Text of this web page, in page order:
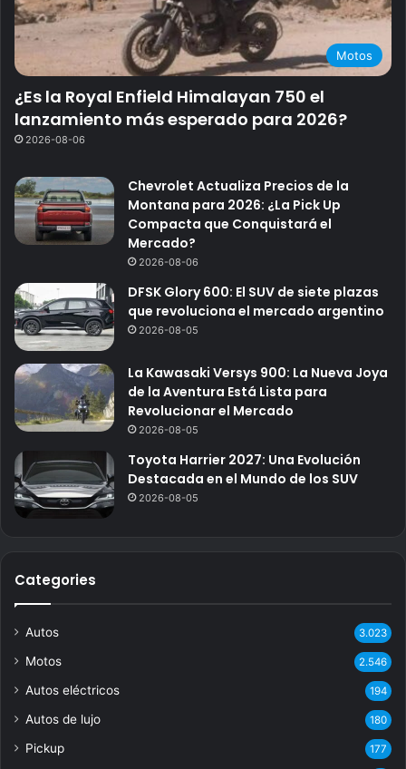
Motos
¿Es la Royal Enfield Himalayan 750 el
lanzamiento más esperado para 2026?
2026-08-06
Chevrolet Actualiza Precios de la
Montana para 2026: ¿La Pick Up
Compacta que Conquistará el
Mercado?
2026-08-06
DFSK Glory 600: El SUV de siete plazas
que revoluciona el mercado argentino
2026-08-05
La Kawasaki Versys 900: La Nueva Joya
de la Aventura Está Lista para
Revolucionar el Mercado
2026-08-05
Toyota Harrier 2027: Una Evolución
Destacada en el Mundo de los SUV
2026-08-05
Categories
Autos 3.023
Motos 2.546
Autos eléctricos 194
Autos de lujo 180
Pickup 177